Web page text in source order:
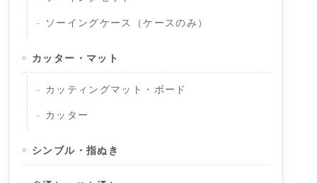
ソーイングケース（ケースのみ）
カッター・マット
カッティングマット・ボード
カッター
シンブル・指ぬき